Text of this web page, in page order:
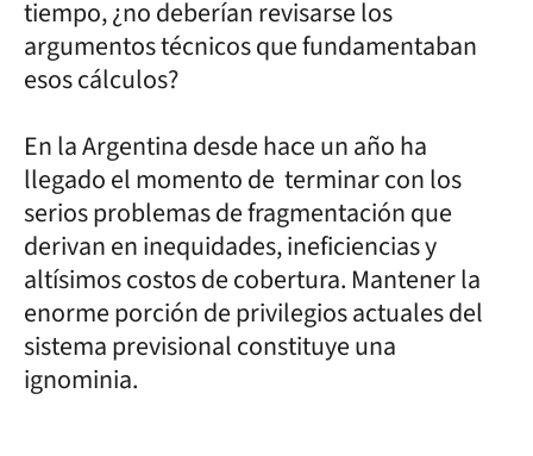
tiempo, ¿no deberían revisarse los
argumentos técnicos que fundamentaban
esos cálculos?
En la Argentina desde hace un año ha
llegado el momento de terminar con los
serios problemas de fragmentación que
derivan en inequidades, ineficiencias y
altísimos costos de cobertura. Mantener la
enorme porción de privilegios actuales del
sistema previsional constituye una
ignominia.